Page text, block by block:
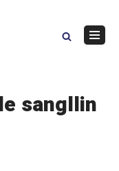
sangllin